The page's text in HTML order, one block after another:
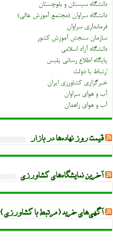
دانشگاه سیستان و بلوچستان
دانشگاه سراوان (مجتمع آموزش عالی)
فرمانداری سراوان
سازمان سنجش آموزش کشور
دانشگاه آزاد اسلامی
پایگاه اطلاع رسانی پلیس
ارتباط با دولت
خبرگزاری کشاورزی ایران
آب و هوای سراوان
آب و هوای زاهدان
قیمت روز نهاده‌ها در بازار
آخرین نمایشگاه‌های کشاورزی
آگهی‌های خرید (مرتبط با کشاورزی)